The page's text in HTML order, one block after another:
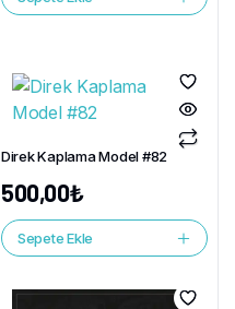
Direk Kaplama Model #82
500,00₺
Sepete Ekle